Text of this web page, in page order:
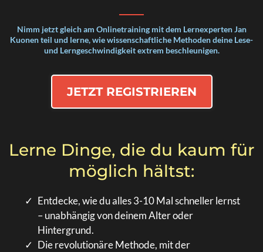
Nimm jetzt gleich am Onlinetraining mit dem Lernexperten Jan
Kuonen teil und lerne, wie wissenschaftliche Methoden deine Lese-
und Lerngeschwindigkeit extrem beschleunigen.
JETZT REGISTRIEREN
Lerne Dinge, die du kaum für
möglich hältst:
Entdecke, wie du alles 3-10 Mal schneller lernst
– unabhängig von deinem Alter oder
Hintergrund.
Die revolutionäre Methode, mit der